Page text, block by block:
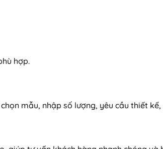
hợp.
mẫu, nhập số lượng, yêu cầu thiết